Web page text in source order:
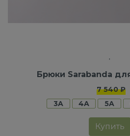
Брюки Sarabanda
7 540 ₽
3A
4A 5A
Купить